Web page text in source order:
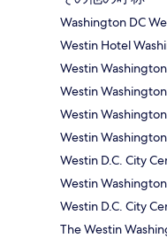
Washington DC
Westin Hotel
Westin
Westin
Westin
Westin
Westin D.C. City
Westin
Westin D.C. City
The Westin